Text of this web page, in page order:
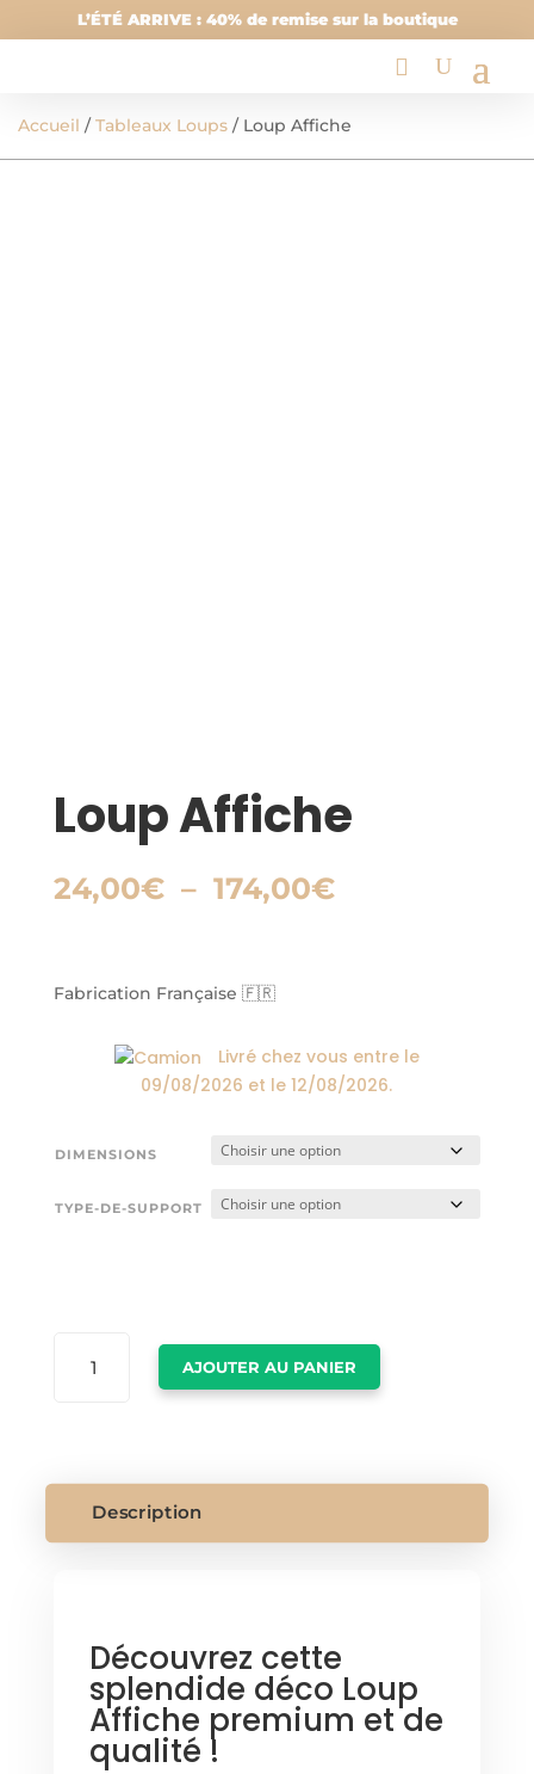
L’ÉTÉ ARRIVE : 40% de remise sur la boutique
Accueil /Tableaux Loups / Loup Affiche
Loup Affiche
24,00€ – 174,00€Plage
Fabrication Française 🇫🇷
Livré chez vous entre le
09/08/2026 et le12/08/2026.
DIMENSIONS
TYPE-DE-SUPPORT
AJOUTER AU PANIER
Description
Découvrez cette
splendide déco Loup
Affiche premium et de
qualité !